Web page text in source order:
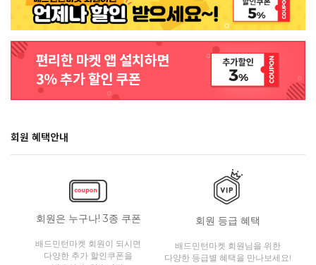
회원 혜택안내
회원은 누구나! 3종 쿠폰
배드민턴마켓 회원이 되시면
다양한 추가 할인쿠폰을
회원 등급 혜택
배드민턴마켓 회원님을 위한
다양한 등급별 혜택을 만나보세요!